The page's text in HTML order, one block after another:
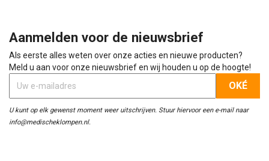
Aanmelden voor de nieuwsbrief
Als eerste alles weten over onze acties en nieuwe producten?
Meld u aan voor onze nieuwsbrief en wij houden u op de hoogte!
U kunt op elk gewenst moment weer uitschrijven. Stuur hiervoor een e-mail naar
info@medischeklompen.nl.